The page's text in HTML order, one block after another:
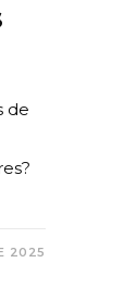
de
2025